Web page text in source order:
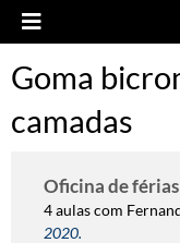
Goma
camadas
Oficina de férias
4 aulas com
2020.